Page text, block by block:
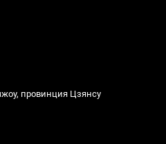
провинция Цзянсу